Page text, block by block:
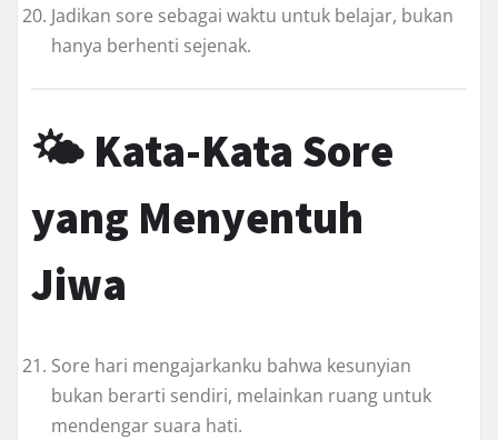
Jadikan sore sebagai waktu untuk belajar, bukan
hanya berhenti sejenak.
🌤 Kata-Kata Sore
yang Menyentuh
Jiwa
Sore hari mengajarkanku bahwa kesunyian
bukan berarti sendiri, melainkan ruang untuk
mendengar suara hati.